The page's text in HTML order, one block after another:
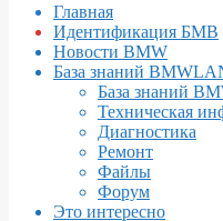
навигации
Главная
Идентификация БМВ
Новости BMW
База знаний
База знаний
Техническая
Диагностика
Ремонт
Файлы
Форум
Это интересно